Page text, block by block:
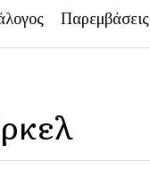
Παρεμβάσεις